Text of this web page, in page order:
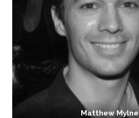
Matthew Mylne